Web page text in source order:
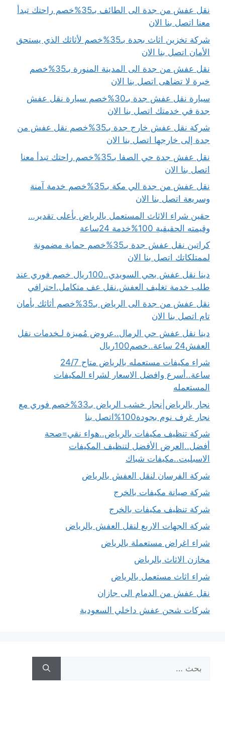
نقل عفش من جدة الى الطائف بـ35%خصم راحتك تبدأ
معنا اتصل بنا الان
شركة تخزين اثاث بجدة بـ35%خصم لأثاثك الذي يستحق
الأمان اتصل بنا الان
نقل عفش من جدة الى المدينة المنورة بـ35%خصم
خبرة لا تضاهى اتصل بنا الان
سيارة نقل عفش جدة بـ30%خصم سيارة نقل عفش
جدة في خدمتك اتصل بنا الان
شركة نقل عفش خارج جدة بـ35%خصم نقل عفش من
جدة إلى خارجها اتصل بنا الان
نقل عفش جدة حي الصفا بـ35%خصم راحتك تبدأ معنا
اتصل بنا الان
نقل عفش من جدة الي مكة بـ35%خصم خدمة آمنة
وسريعة اتصل بنا الان
حقين شراء الاثاث المستعمل بالرياض بأعلى تقدير…
وقيمته الحقيقية 100%خدمة 24ساعة
كراتين نقل عفش جدة بـ35%خصم حماية مضمونة
لممتلكاتك اتصل بنا الان
دينا نقل عفش بحي السويدي..100ريال خصم فوري عند
طلب خدمة تغليف العفش.نقل عف متكامل.احترافي
نقل عفش من جدة الى الرياض بـ35%خصم أثاثك بأمان
تام اتصل بنا الان
دينا نقل عفش حي الرمال..عروض مُميزة لـخدمات نقل
العفش24 ساعة..خصم100ريال
شراء مكيفات مستعمله بالرياض متاح 24/7
ساعة..أسرع وافضل الاسعار لشراء المكيفات
المستعمله
نجار بالرياض|نجار خشب الرياض بـ33%خصم فوري مع
نجار غرف نوم بجودة100%اتصل بنا
شركة تنظيف مكيفات بالرياض..هواء نقي=صحة
أفضل..العرض الأفضل لتنظيف المكيفات
الاسبليت..مكيفات شباك
شركة الفرسان لنقل العفش بالرياض
شركة صيانة مكيفات بالخرج
شركة تنظيف مكيفات بالخرج
شركة الجهات الاربع لنقل العفش بالرياض
شراء اغراض مستعملة بالرياض
مخازن الاثاث بالرياض
شراء اثاث مستعمل بالرياض
نقل عفش من الدمام الى جازان
شركات شحن عفش داخلي السعودية
عن: